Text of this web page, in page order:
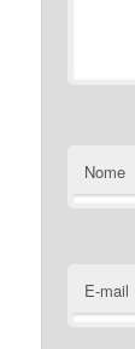
Nome
E-mail